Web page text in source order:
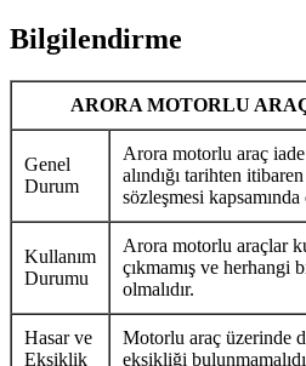
Bilgilendirme
ARORA MOTORLU
Genel
Durum
Arora motorlu araç
alındığı tarihten
sözleşmesi
Kullanım
Durumu
Arora motorlu araçlar
çıkmamış ve herhangi
olmalıdır.
Hasar ve
Eksiklik
Motorlu araç üzerinde
eksikliği